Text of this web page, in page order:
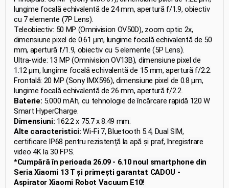
adâncime de culoare de 10 biți.
lungime focală echivalentă de 24 mm, apertură f/1.9, obiectiv
cu 7 elemente (7P Lens).
Teleobiectiv: 50 MP (Omnivision OV50D), zoom optic 2x,
dimensiune pixel de 0.61 μm, lungime focală echivalentă de 50
mm, apertură f/1.9, obiectiv cu 5 elemente (5P Lens).
Ultra-wide: 13 MP (Omnivision OV13B), dimensiune pixel de
1.12 μm, lungime focală echivalentă de 15 mm, apertură f/2.2.
Frontală: 20 MP (Sony IMX596), dimensiune pixel de 0.8 μm,
lungime focală echivalentă de 26 mm, apertură f/2.2.
Baterie: 5.000 mAh, cu tehnologie de încărcare rapidă 120 W
Smart HyperCharge.
Dimensiuni: 162.2 x 75.7 x 8.49 mm.
Alte caracteristici: Wi-Fi 7, Bluetooth 5.4, Dual SIM,
certificare IP68 pentru rezistență la apă și praf, înregistrare
video 4K la 30 FPS.
*Cumpără în perioada 26.09 - 6.10 noul smartphone din
Seria Xiaomi 13 T și primești garantat CADOU -
Aspirator Xiaomi Robot Vacuum E10!